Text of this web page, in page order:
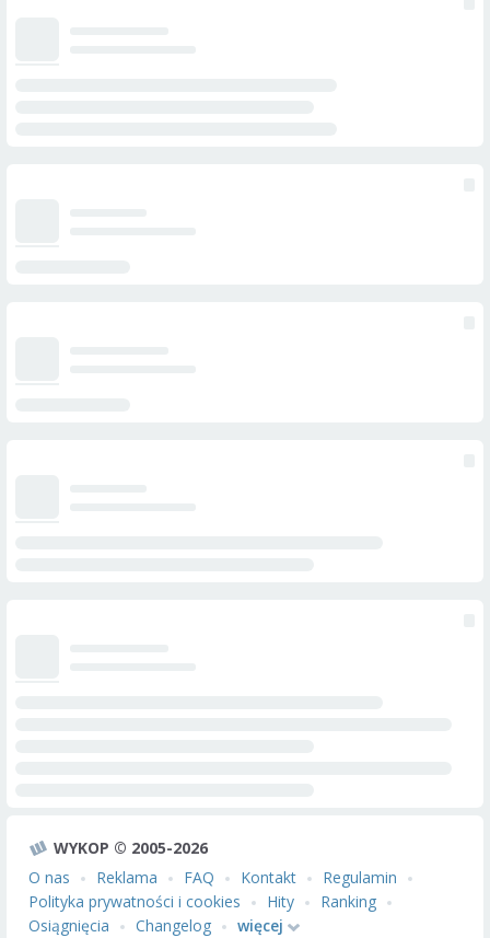
WYKOP © 2005-2026
O nas
Reklama FAQ Kontakt
Regulamin
Polityka prywatności i cookies
Hity
Ranking
Osiągnięcia
Changelog więcej